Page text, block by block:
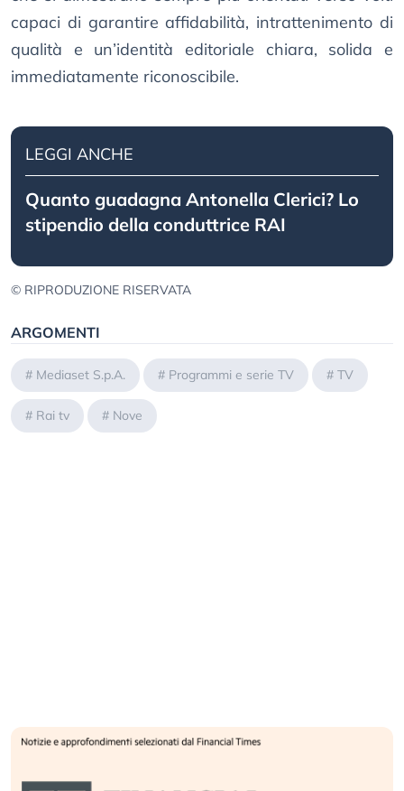
capaci di garantire affidabilità, intrattenimento di
qualità e un’identità editoriale chiara, solida e
immediatamente riconoscibile.
LEGGI ANCHE
Quanto guadagna Antonella Clerici? Lo
stipendio della conduttrice RAI
© RIPRODUZIONE RISERVATA
ARGOMENTI
# Mediaset S.p.A. # Programmi e serie TV # TV
# Rai tv # Nove